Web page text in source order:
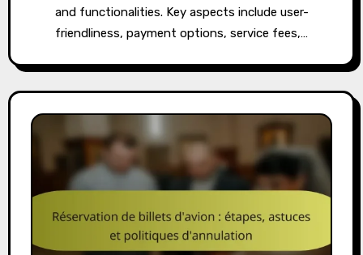
and functionalities. Key aspects include user-
friendliness, payment options, service fees,…